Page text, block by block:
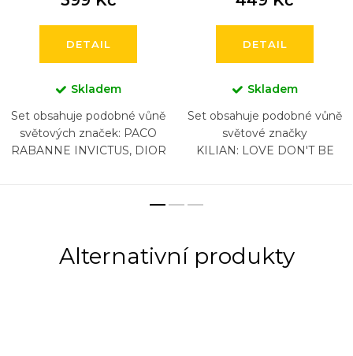
DETAIL
Skladem
Set obsahuje podobné vůně
světových značek: PACO
RABANNE INVICTUS, DIOR
ACQUA DI GIO , CHANEL
DETAIL
Skladem
Set obsahuje podobné vůně
světové značky
KILIAN: LOVE DON'T BE
FLOWER OF IMMORTALITY,